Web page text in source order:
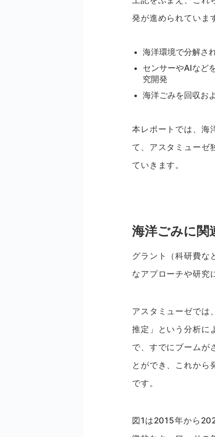
発が進められていま
海洋環境で分解さ
センサーやAIなど
究開発
海洋ごみを回収お
本レポートでは、海
て、アスタミューゼ
ていきます。
海洋ごみに関
グラント（科研費な
なアプローチや研究
アスタミューゼでは
推定」という分析に
で、すでにブームが
とができ、これから
です。
図1は2015年から